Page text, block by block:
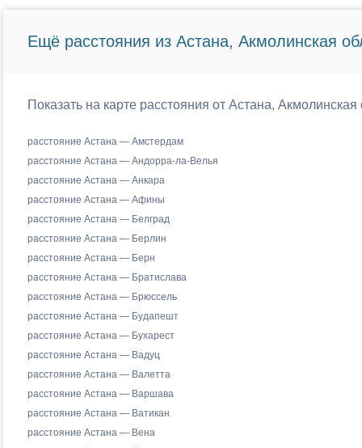
Ещё расстояния из Астана, Акмолинская
Показать на карте расстояния от Астана,
расстояние Астана — Амстердам
расстояние Астана — Андорра-ла-Велья
расстояние Астана — Анкара
расстояние Астана — Афины
расстояние Астана — Белград
расстояние Астана — Берлин
расстояние Астана — Берн
расстояние Астана — Братислава
расстояние Астана — Брюссель
расстояние Астана — Будапешт
расстояние Астана — Бухарест
расстояние Астана — Вадуц
расстояние Астана — Валетта
расстояние Астана — Варшава
расстояние Астана — Ватикан
расстояние Астана — Вена